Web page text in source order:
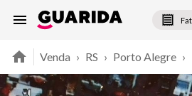
Venda › RS › Porto Alegre ›